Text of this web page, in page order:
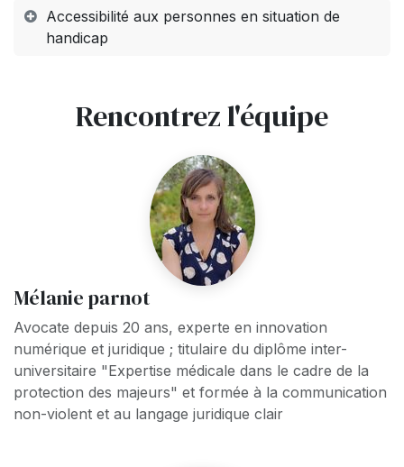
Accessibilité aux personnes en situation de
handicap
Rencontrez l'équipe
Mélanie parnot
Avocate depuis 20 ans, experte en innovation
numérique et juridique ; titulaire du diplôme inter-
universitaire "Expertise médicale dans le cadre de la
protection des majeurs" et formée à la communication
non-violent et au langage juridique clair